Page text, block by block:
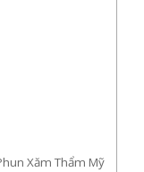
Xăm Thẩm Mỹ